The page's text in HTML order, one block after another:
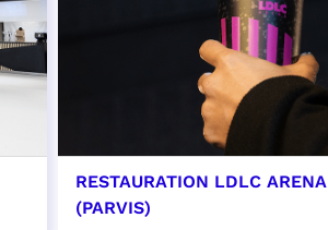
RESTAURATION LDLC ARENA
(PARVIS)